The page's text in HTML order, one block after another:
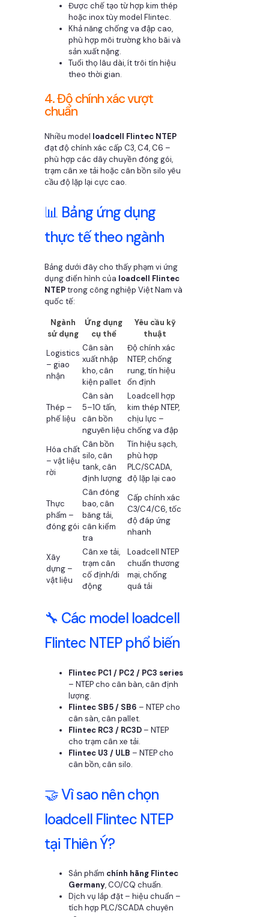
Được chế tạo từ hợp kim thép
hoặc inox tùy model Flintec.
Khả năng chống va đập cao,
phù hợp môi trường kho bãi và
sản xuất nặng.
Tuổi thọ lâu dài, ít trôi tín hiệu
theo thời gian.
4. Độ chính xác vượt
chuẩn
Nhiều model loadcell Flintec NTEP
đạt độ chính xác cấp C3, C4, C6 –
phù hợp các dây chuyền đóng gói,
trạm cân xe tải hoặc cân bồn silo yêu
cầu độ lặp lại cực cao.
📊 Bảng ứng dụng
thực tế theo ngành
Bảng dưới đây cho thấy phạm vi ứng
dụng điển hình của loadcell Flintec
NTEPtrong công nghiệp Việt Nam và
quốc tế:
Ngành
sử dụng
Ứng dụng
cụ thể
Yêu cầu kỹ
thuật
Logistics
– giao
nhận
Cân sàn
xuất nhập
kho, cân
kiện pallet
Độ chính xác
NTEP, chống
rung, tín hiệu
ổn định
Thép –
phế liệu
Cân sàn
5–10 tấn,
cân bồn
nguyên liệu
Loadcell hợp
kim thép NTEP,
chịu lực –
chống va đập
Hóa chất
– vật liệu
rời
Cân bồn
silo, cân
tank, cân
định lượng
Tín hiệu sạch,
phù hợp
PLC/SCADA,
độ lặp lại cao
Thực
phẩm –
đóng gói
Cân đóng
bao, cân
băng tải,
cân kiểm
tra
Cấp chính xác
C3/C4/C6, tốc
độ đáp ứng
nhanh
Xây
dựng –
vật liệu
Cân xe tải,
trạm cân
cố định/di
động
Loadcell NTEP
chuẩn thương
mại, chống
quá tải
🔧 Các model loadcell
Flintec NTEP phổ biến
Flintec PC1 / PC2 / PC3 series
– NTEP cho cân bàn, cân định
lượng.
Flintec SB5 / SB6 – NTEP cho
cân sàn, cân pallet.
Flintec RC3 / RC3D – NTEP
cho trạm cân xe tải.
Flintec U3 / ULB – NTEP cho
cân bồn, cân silo.
🤝 Vì sao nên chọn
loadcell Flintec NTEP
tại Thiên Ý?
Sản phẩm chính hãng Flintec
Germany, CO/CQ chuẩn.
Dịch vụ lắp đặt – hiệu chuẩn –
tích hợp PLC/SCADA chuyên